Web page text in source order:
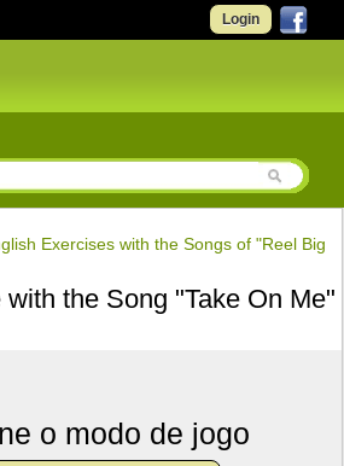
Login
Exercises with the Songs of "Reel Big
the Song "Take On Me"
o modo de jogo